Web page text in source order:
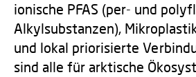
ionische PFAS (per- und
Alkylsubstanzen),
und lokal priorisierte
sind alle für arktische